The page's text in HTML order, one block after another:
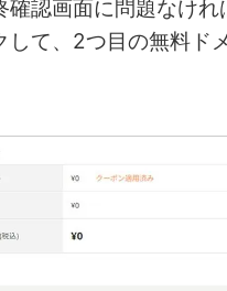
確認画面に問題なけれ
して、2つ目の無料ド